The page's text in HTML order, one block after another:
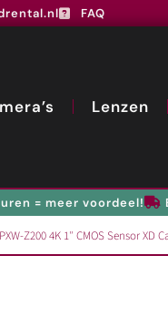
FAQ
Lenzen
= meer voordeel!
Z200 4K 1″ CMOS Sensor XD